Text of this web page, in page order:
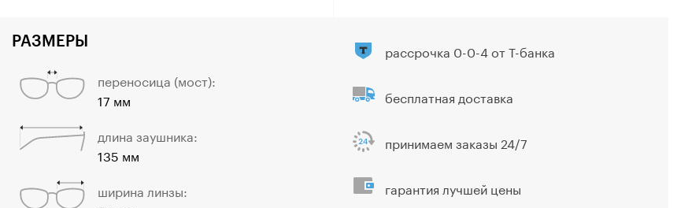
РАЗМЕРЫ
переносица (мост):
17 мм
длина заушника:
135 мм
ширина линзы:
рассрочка 0-0-4 от Т-банка
бесплатная доставка
принимаем заказы 24/7
гарантия лучшей цены